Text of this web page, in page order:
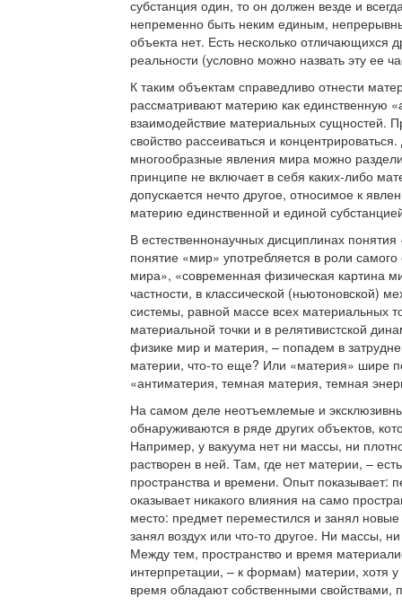
субстанция один, то он должен везде и
непременно быть неким единым,
объекта нет. Есть несколько отличающихся
реальности (условно можно назвать эту ее
К таким объектам справедливо отнести
рассматривают материю как единственную
взаимодействие материальных сущностей.
свойство рассеиваться и
многообразные явления мира можно
принципе не включает в себя каких-либо
допускается нечто другое, относимое к
материю единственной и единой
В естественнонаучных дисциплинах
понятие «мир» употребляется в роли
мира», «современная физическая картина
частности, в классической (ньютоновской)
системы, равной массе всех материальных
материальной точки и в релятивистской
физике мир и материя, – попадем в
материи, что-то еще? Или «материя» шире
«антиматерия, темная материя, темная
На самом деле неотъемлемые и
обнаруживаются в ряде других объектов,
Например, у вакуума нет ни массы, ни
растворен в ней. Там, где нет материи, –
пространства и времени. Опыт показывает:
оказывает никакого влияния на само
место: предмет переместился и занял
занял воздух или что-то другое. Ни массы,
Между тем, пространство и время
интерпретации, – к формам) материи, хотя у
время обладают собственными свойствами,